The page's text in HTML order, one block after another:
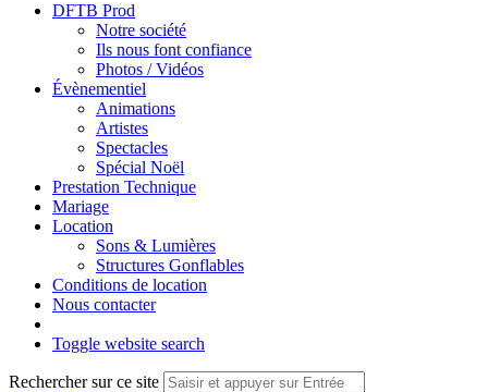
DFTB Prod
Notre société
Ils nous font confiance
Photos / Vidéos
Évènementiel
Animations
Artistes
Spectacles
Spécial Noël
Prestation Technique
Mariage
Location
Sons & Lumières
Structures Gonflables
Conditions de location
Nous contacter
Toggle website search
Rechercher sur ce site